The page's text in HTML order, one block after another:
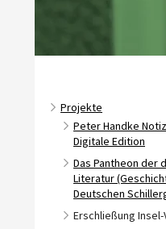
Projekte
Peter Handke
Digitale Edition
Das Pantheon der
Literatur
Deutschen
Erschließung